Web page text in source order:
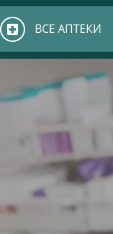
ВСЕ АПТЕКИ